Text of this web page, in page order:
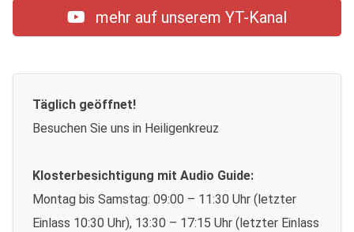
mehr auf unserem YT-Kanal
Täglich geöffnet!
Besuchen Sie uns in Heiligenkreuz
Klosterbesichtigung mit Audio Guide:
Montag bis Samstag: 09:00 – 11:30 Uhr (letzter
Einlass 10:30 Uhr), 13:30 – 17:15 Uhr (letzter Einlass